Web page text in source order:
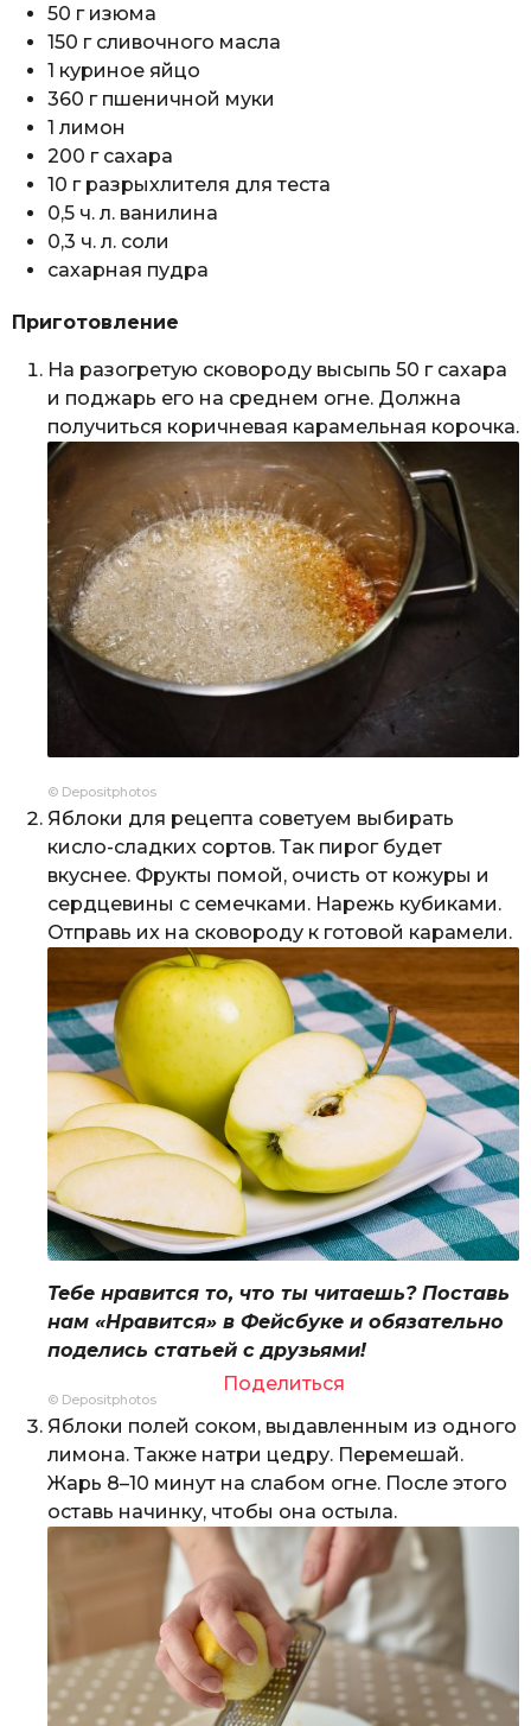
50 г изюма
150 г сливочного масла
1 куриное яйцо
360 г пшеничной муки
1 лимон
200 г сахара
10 г разрыхлителя для теста
0,5 ч. л. ванилина
0,3 ч. л. соли
сахарная пудра
Приготовление
На разогретую сковороду высыпь 50 г сахара
и поджарь его на среднем огне. Должна
получиться коричневая карамельная корочка.
© Depositphotos
Яблоки для рецепта советуем выбирать
кисло-сладких сортов. Так пирог будет
вкуснее. Фрукты помой, очисть от кожуры и
сердцевины с семечками. Нарежь кубиками.
Отправь их на сковороду к готовой карамели.
Тебе нравится то, что ты читаешь? Поставь
нам «Нравится» в Фейсбуке и обязательно
поделись статьей с друзьями!
Поделиться
© Depositphotos
Яблоки полей соком, выдавленным из одного
лимона. Также натри цедру. Перемешай.
Жарь 8–10 минут на слабом огне. После этого
оставь начинку, чтобы она остыла.